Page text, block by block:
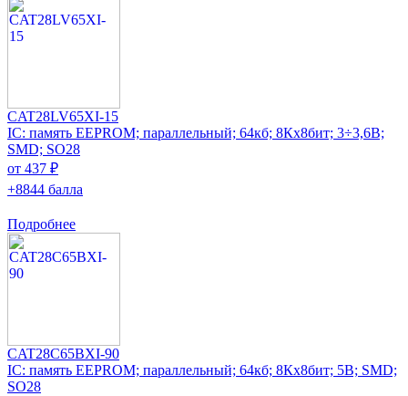
CAT28LV65XI-15
IC: память EEPROM; параллельный; 64кб; 8Кx8бит; 3÷3,6В;
SMD; SO28
от 437 ₽
+8844 балла
Подробнее
CAT28C65BXI-90
IC: память EEPROM; параллельный; 64кб; 8Кx8бит; 5В; SMD;
SO28